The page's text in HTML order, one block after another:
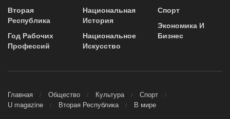
Вторая
Республика
Год Рабочих
Профессий
Национальная
История
Национальное
Искусство
Спорт
Экономика И
Бизнес
Главная Общество Культура
Спорт
U magazine
Вторая Республика В мире